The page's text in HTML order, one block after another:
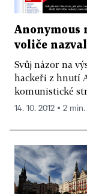
Anonymous
voliče
Svůj názor na
hackeři z hnutí
komunistické
14. 10. 2012 ▪ 2